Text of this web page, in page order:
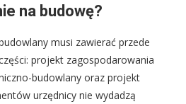
na budowę?
musi zawierać przede
projekt zagospodarowania
budowlany oraz projekt
urzędnicy nie wydadzą